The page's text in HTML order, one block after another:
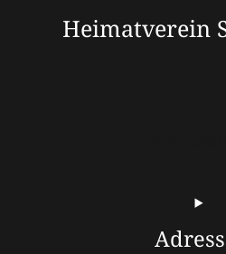
Heimatverein